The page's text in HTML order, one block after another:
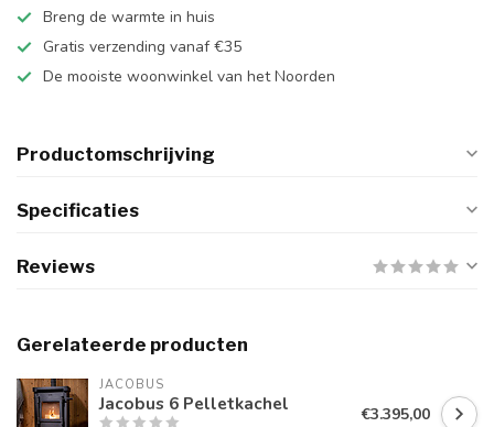
Breng de warmte in huis
Gratis verzending vanaf €35
De mooiste woonwinkel van het Noorden
Productomschrijving
Specificaties
Reviews
Gerelateerde producten
JACOBUS
Jacobus 6 Pelletkachel €3.395,00